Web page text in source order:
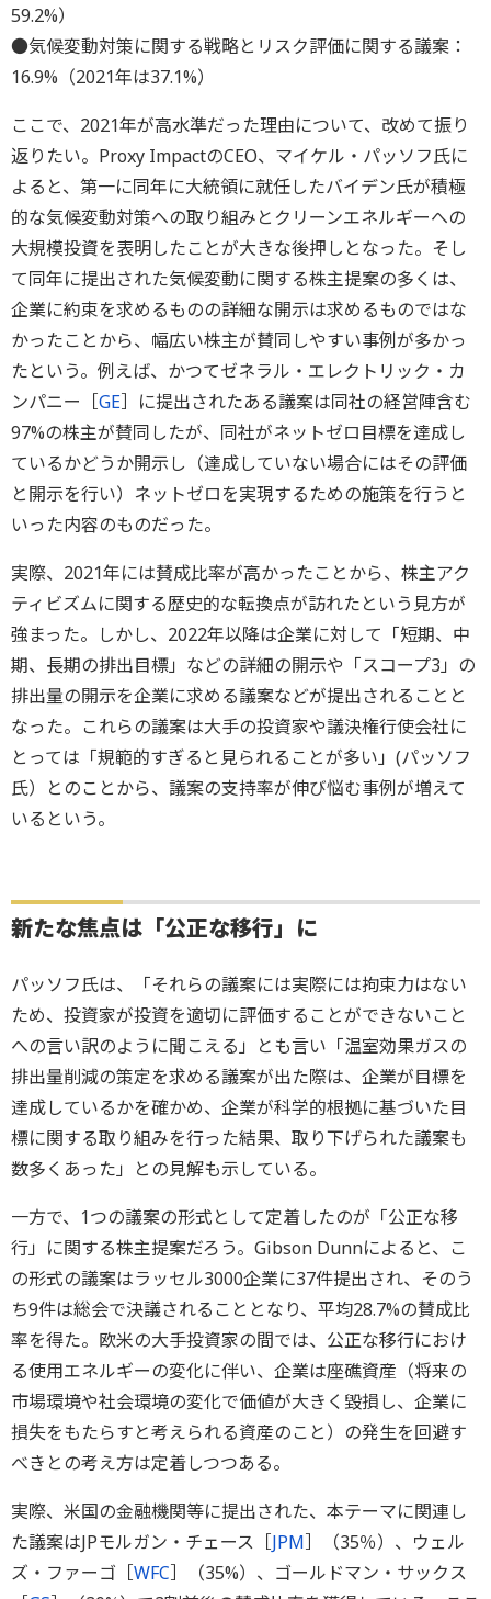
59.2%）
●気候変動対策に関する戦略とリスク評価に関する議案：
16.9%（2021年は37.1%）
ここで、2021年が高水準だった理由について、改めて振り
返りたい。Proxy ImpactのCEO、マイケル・パッソフ氏に
よると、第一に同年に大統領に就任したバイデン氏が積極
的な気候変動対策への取り組みとクリーンエネルギーへの
大規模投資を表明したことが大きな後押しとなった。そし
て同年に提出された気候変動に関する株主提案の多くは、
企業に約束を求めるものの詳細な開示は求めるものではな
かったことから、幅広い株主が賛同しやすい事例が多かっ
たという。例えば、かつてゼネラル・エレクトリック・カ
ンパニー［GE］に提出されたある議案は同社の経営陣含む
97%の株主が賛同したが、同社がネットゼロ目標を達成し
ているかどうか開示し（達成していない場合にはその評価
と開示を行い）ネットゼロを実現するための施策を行うと
いった内容のものだった。
実際、2021年には賛成比率が高かったことから、株主アク
ティビズムに関する歴史的な転換点が訪れたという見方が
強まった。しかし、2022年以降は企業に対して「短期、中
期、長期の排出目標」などの詳細の開示や「スコープ3」の
排出量の開示を企業に求める議案などが提出されることと
なった。これらの議案は大手の投資家や議決権行使会社に
とっては「規範的すぎると見られることが多い」(パッソフ
氏）とのことから、議案の支持率が伸び悩む事例が増えて
いるという。
新たな焦点は「公正な移行」に
パッソフ氏は、「それらの議案には実際には拘束力はない
ため、投資家が投資を適切に評価することができないこと
への言い訳のように聞こえる」とも言い「温室効果ガスの
排出量削減の策定を求める議案が出た際は、企業が目標を
達成しているかを確かめ、企業が科学的根拠に基づいた目
標に関する取り組みを行った結果、取り下げられた議案も
数多くあった」との見解も示している。
一方で、1つの議案の形式として定着したのが「公正な移
行」に関する株主提案だろう。Gibson Dunnによると、こ
の形式の議案はラッセル3000企業に37件提出され、そのう
ち9件は総会で決議されることとなり、平均28.7%の賛成比
率を得た。欧米の大手投資家の間では、公正な移行におけ
る使用エネルギーの変化に伴い、企業は座礁資産（将来の
市場環境や社会環境の変化で価値が大きく毀損し、企業に
損失をもたらすと考えられる資産のこと）の発生を回避す
べきとの考え方は定着しつつある。
実際、米国の金融機関等に提出された、本テーマに関連し
た議案はJPモルガン・チェース［JPM］（35％）、ウェル
ズ・ファーゴ［WFC］（35%）、ゴールドマン・サックス